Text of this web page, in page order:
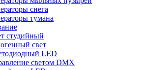
снега
тумана
студийный
свет
LED
светом DMX